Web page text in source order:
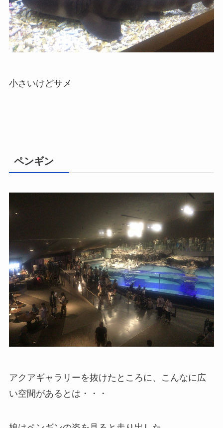
小さいけどサメ
ペンギン
アクアギャラリーを抜けたところに、こんなに広
い空間があるとは・・・